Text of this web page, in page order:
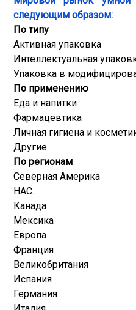
следующим образом:
По типу
Активная упаковка
Интеллектуальная
Упаковка в
По применению
Еда и напитки
Фармацевтика
Личная гигиена и
Другие
По регионам
Северная Америка
НАС.
Канада
Мексика
Европа
Франция
Великобритания
Испания
Германия